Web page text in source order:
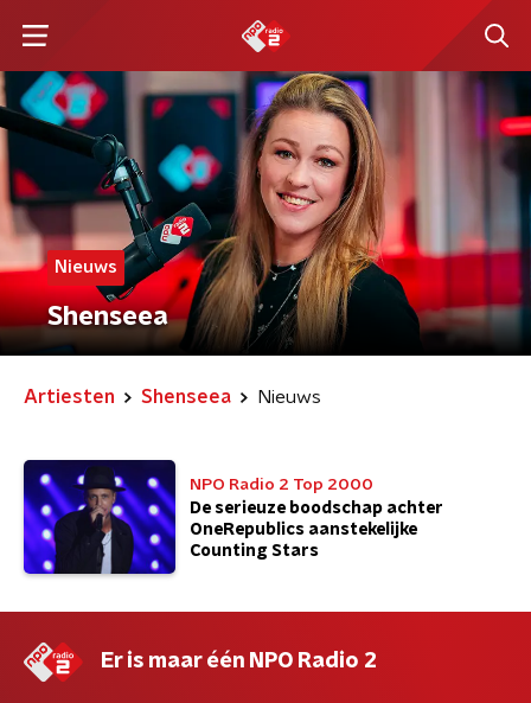
Nieuws
Shenseea
Artiesten Shenseea Nieuws
NPO Radio 2 Top 2000
De serieuze boodschap achter
OneRepublics aanstekelijke
Counting Stars
Er is maar één NPO Radio 2